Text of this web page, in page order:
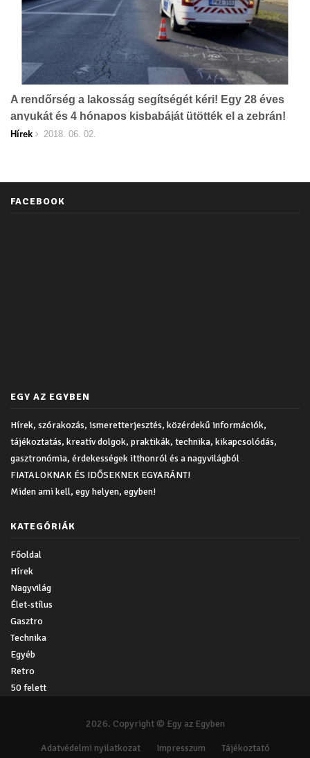
A rendőrség a lakosság segítségét kéri! Egy 28 éves
anyukát és 4 hónapos kisbabáját ütötték el a zebrán!
Hírek 2018. 06. 02.
FACEBOOK
EGY AZ EGYBEN
Hírek, szórakozás, ismeretterjesztés, közérdekű információk,
tájékoztatás, kreatív dolgok, praktikák, technika, kikapcsolódás,
gasztronómia, érdekességek itthonról és a nagyvilágból
FIATALOKNAK ÉS IDŐSEKNEK EGYARÁNT!
Miden ami kell, egy helyen, egyben!
KATEGÓRIÁK
Főoldal
Hírek
Nagyvilág
Élet-stílus
Gasztro
Technika
Egyéb
Retro
50 felett
2026. Copyright © Egy az Egyben
Adatvédelmi nyilatkozat Impresszum
Tájékoztató